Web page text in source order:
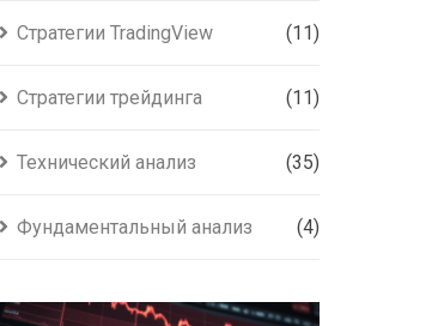
Стратегии TradingView (11)
Стратегии трейдинга (11)
Технический анализ (35)
Фундаментальный анализ (4)